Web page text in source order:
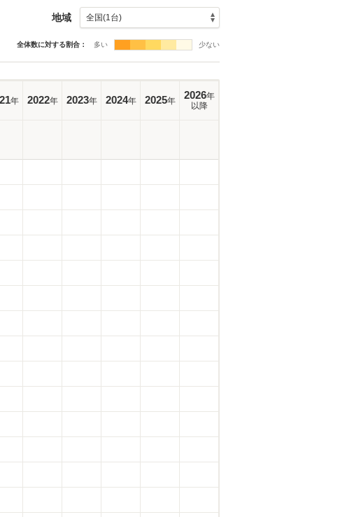
地域
全体数に対する割合： 多い 少ない
年 2022年 2023年 2024年 2025年 2026年
以降